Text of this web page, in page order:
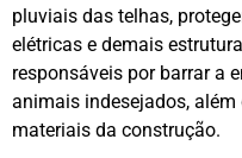
pluviais das telhas,
elétricas e demais
responsáveis por barrar a
animais indesejados,
materiais da construção.